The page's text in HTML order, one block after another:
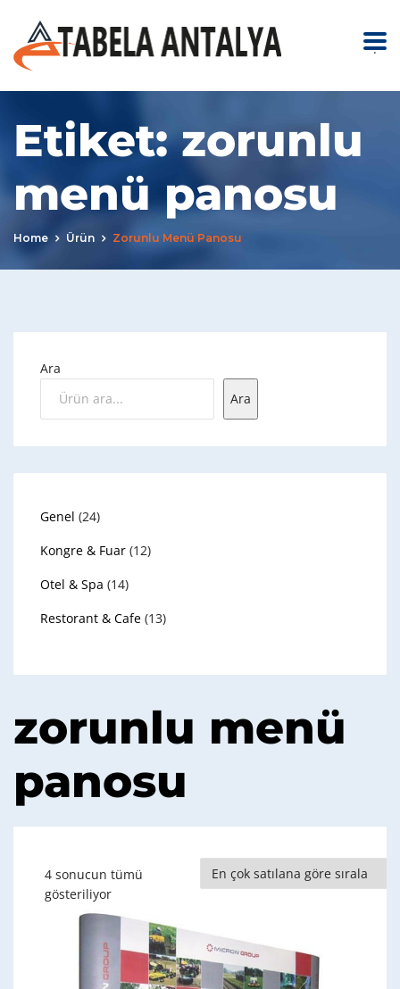
.
Etiket:zorunlu
menü panosu
Home Ürün Zorunlu Menü Panosu
Ara
Ara
Genel 2424
Kongre & Fuar 1212
Otel & Spa 1414
Restorant & Cafe 1313
zorunlu menü
panosu
4 sonucun tümü
gösteriliyorPopülerliğe
göre
sıralandı